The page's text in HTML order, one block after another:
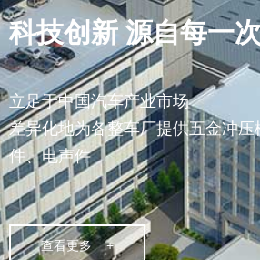
科技创新 源自每一
立足于中国汽车产业市场
差异化地为各整车厂提供五金冲
件、电声件
查看更多 +